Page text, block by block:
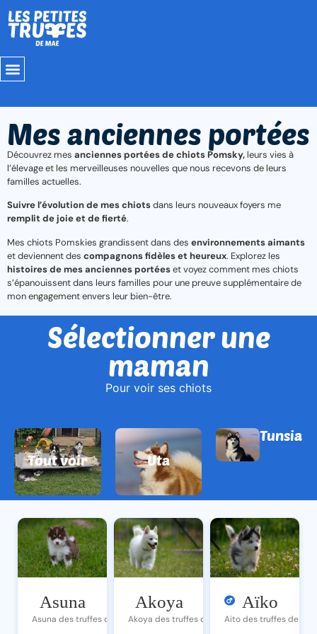
Mes anciennes portées
Découvrez mes anciennes portées de chiots Pomsky, leurs vies à
l’élevage et les merveilleuses nouvelles que nous recevons de leurs
familles actuelles.
Suivre l’évolution de mes chiotsdans leurs nouveaux foyers me
remplit de joie et de fierté.
Mes chiots Pomskies grandissent dans des environnements aimants
et deviennent des compagnons fidèles et heureux. Explorez les
histoires de mes anciennes portéeset voyez comment mes chiots
s’épanouissent dans leurs familles pour une preuve supplémentaire de
mon engagement envers leur bien-être.
Sélectionner une
maman
Pour voir ses chiots
Tout voir Uta
Tunsia
Asuna
Asuna des truffes de Seika
Akoya
Akoya des truffes de Seika
Aïko
Aito des truffes de